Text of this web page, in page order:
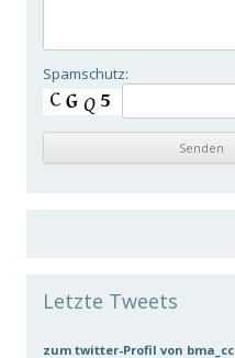
Spamschutz:
Letzte Tweets
zum twitter-Profil von bma_cc